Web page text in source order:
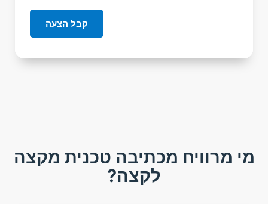
קבל הצעה
מי מרוויח מכתיבה טכנית מקצה
לקצה?